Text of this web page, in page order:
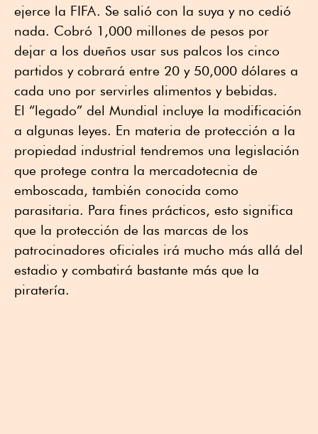
ejerce la FIFA. Se salió con la suya y no cedió
nada. Cobró 1,000 millones de pesos por
dejar a los dueños usar sus palcos los cinco
partidos y cobrará entre 20 y 50,000 dólares a
cada uno por servirles alimentos y bebidas.
El “legado” del Mundial incluye la modificación
a algunas leyes. En materia de protección a la
propiedad industrial tendremos una legislación
que protege contra la mercadotecnia de
emboscada, también conocida como
parasitaria. Para fines prácticos, esto significa
que la protección de las marcas de los
patrocinadores oficiales irá mucho más allá del
estadio y combatirá bastante más que la
piratería.